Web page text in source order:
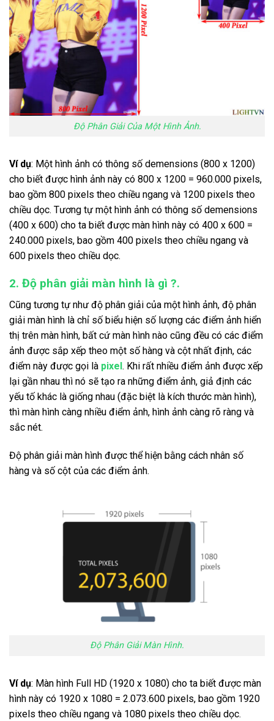
Độ Phân Giải Của Một Hình Ảnh.
Ví dụ: Một hình ảnh có thông số demensions (800 x 1200)
cho biết được hình ảnh này có 800 x 1200 = 960.000 pixels,
bao gồm 800 pixels theo chiều ngang và 1200 pixels theo
chiều dọc. Tương tự một hình ảnh có thông số demensions
(400 x 600) cho ta biết được màn hình này có 400 x 600 =
240.000 pixels, bao gồm 400 pixels theo chiều ngang và
600 pixels theo chiều dọc.
2. Độ phân giải màn hình là gì ?.
Cũng tương tự như độ phân giải của một hình ảnh, độ phân
giải màn hình là chỉ số biểu hiện số lượng các điểm ảnh hiển
thị trên màn hình, bất cứ màn hình nào cũng đều có các điểm
ảnh được sắp xếp theo một số hàng và cột nhất định, các
điểm này được gọi là pixel. Khi rất nhiều điểm ảnh được xếp
lại gần nhau thì nó sẽ tạo ra những điểm ảnh, giả định các
yếu tố khác là giống nhau (đặc biệt là kích thước màn hình),
thì màn hình càng nhiều điểm ảnh, hình ảnh càng rõ ràng và
sắc nét.
Độ phân giải màn hình được thể hiện bằng cách nhân số
hàng và số cột của các điểm ảnh.
Độ Phân Giải Màn Hình.
Ví dụ: Màn hình Full HD (1920 x 1080) cho ta biết được màn
hình này có 1920 x 1080 = 2.073.600 pixels, bao gồm 1920
pixels theo chiều ngang và 1080 pixels theo chiều dọc.